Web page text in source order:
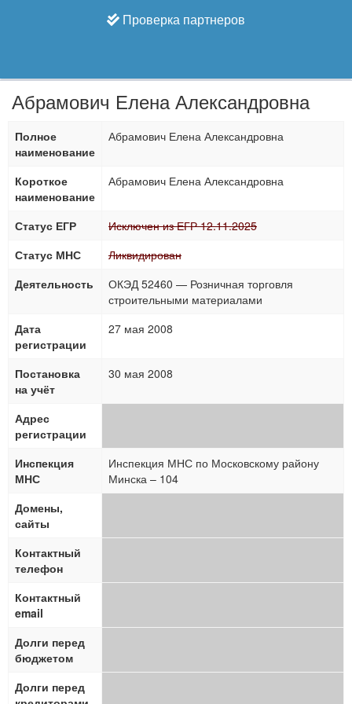
Проверка партнеров
Абрамович Елена Александровна
Полное
наименование
Абрамович Елена Александровна
Короткое
наименование
Абрамович Елена Александровна
Статус ЕГР
Исключен из ЕГР 12.11.2025
Статус МНС
Ликвидирован
Деятельность
ОКЭД 52460 — Розничная торговля
строительными материалами
Дата
регистрации
27 мая 2008
Постановка
на учёт
30 мая 2008
Адрес
регистрации
Инспекция
МНС
Инспекция МНС по Московскому району
Минска – 104
Домены,
сайты
Контактный
телефон
Контактный
email
Долги перед
бюджетом
Долги перед